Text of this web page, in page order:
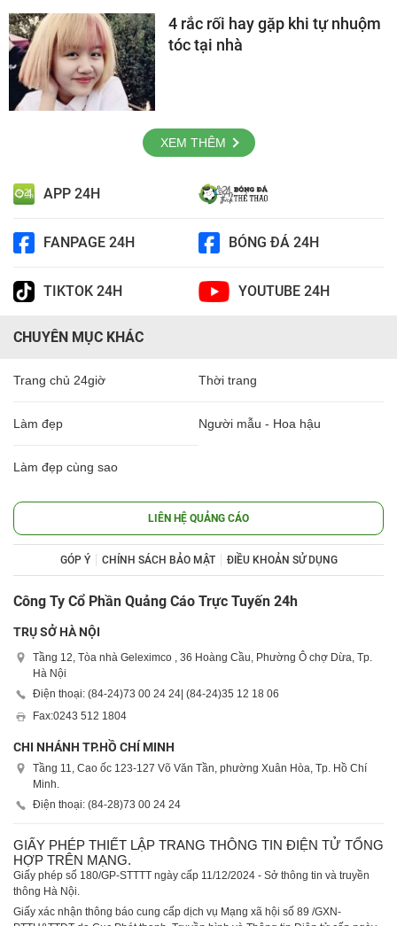
4 rắc rối hay gặp khi tự nhuộm
tóc tại nhà
XEM THÊM
APP 24H
FANPAGE 24H BÓNG ĐÁ 24H
TIKTOK 24H YOUTUBE 24H
CHUYÊN MỤC KHÁC
Trang chủ 24giờ Thời trang
Làm đẹp Người mẫu - Hoa hậu
Làm đẹp cùng sao
LIÊN HỆ QUẢNG CÁO
GÓP Ý CHÍNH SÁCH BẢO MẬT ĐIỀU KHOẢN SỬ DỤNG
Công Ty Cổ Phần Quảng Cáo Trực Tuyến 24h
TRỤ SỞ HÀ NỘI
Tầng 12, Tòa nhà Geleximco , 36 Hoàng Cầu, Phường Ô chợ Dừa, Tp.
Hà Nội
Điện thoại: (84-24)73 00 24 24 | (84-24)35 12 18 06
Fax:0243 512 1804
CHI NHÁNH TP.HỒ CHÍ MINH
Tầng 11, Cao ốc 123-127 Võ Văn Tần, phường Xuân Hòa, Tp. Hồ Chí
Minh.
Điện thoại: (84-28)73 00 24 24
GIẤY PHÉP THIẾT LẬP TRANG THÔNG TIN ĐIỆN TỬ TỔNG
HỢP TRÊN MẠNG.
Giấy phép số 180/GP-STTTT ngày cấp 11/12/2024 - Sở thông tin và truyền
thông Hà Nội.
Giấy xác nhận thông báo cung cấp dịch vụ Mạng xã hội số 89 /GXN-